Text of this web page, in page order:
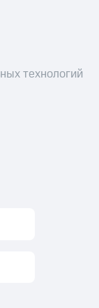
технологий